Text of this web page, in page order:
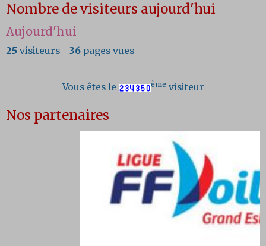
Nombre de visiteurs aujourd'hui
Aujourd'hui
25 visiteurs - 36 pages vues
Vous êtes le ème visiteur
Nos partenaires